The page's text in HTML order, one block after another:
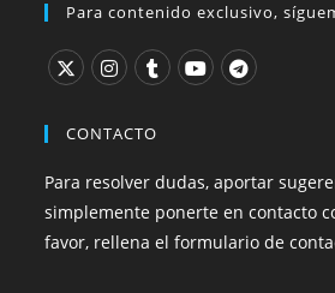
Para contenido exclusivo,
CONTACTO
Para resolver dudas, aportar
simplemente ponerte en contacto
favor, rellena el formulario de